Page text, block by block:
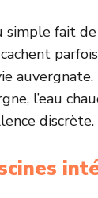
simple fait
l’eau
discrète.